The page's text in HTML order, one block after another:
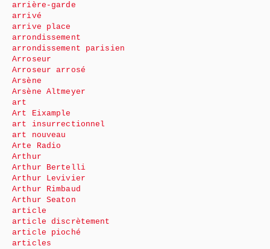
arrière-garde
arrivé
arrive place
arrondissement
arrondissement parisien
Arroseur
Arroseur arrosé
Arsène
Arsène Altmeyer
art
Art Eixample
art insurrectionnel
art nouveau
Arte Radio
Arthur
Arthur Bertelli
Arthur Levivier
Arthur Rimbaud
Arthur Seaton
article
article discrètement
article pioché
articles